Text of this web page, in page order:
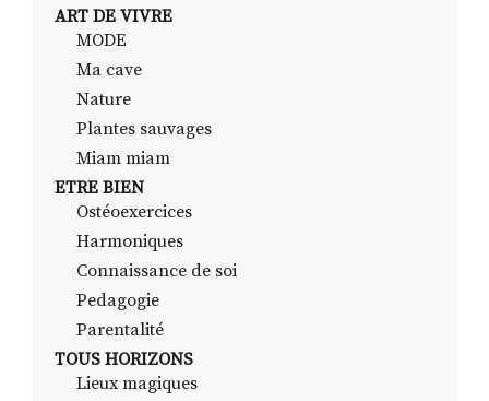
ART DE VIVRE
MODE
Ma cave
Nature
Plantes sauvages
Miam miam
ETRE BIEN
Ostéoexercices
Harmoniques
Connaissance de soi
Pedagogie
Parentalité
TOUS HORIZONS
Lieux magiques